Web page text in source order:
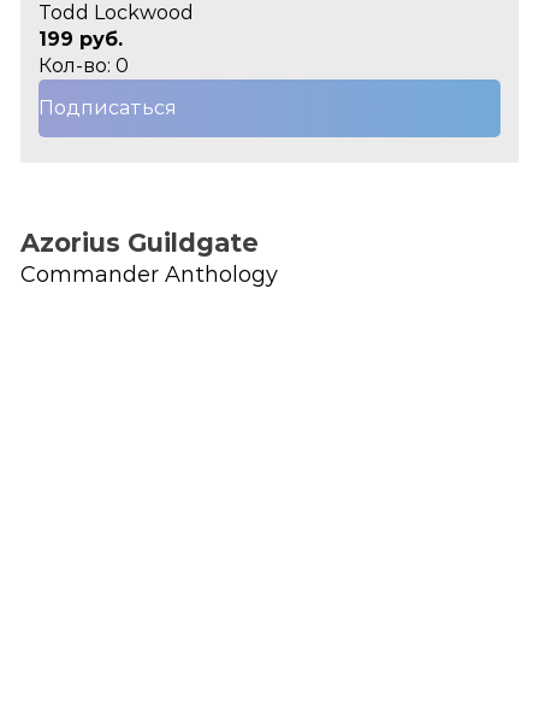
Todd Lockwood
199 руб.
Кол-во: 0
Подписаться
Azorius Guildgate
Commander Anthology